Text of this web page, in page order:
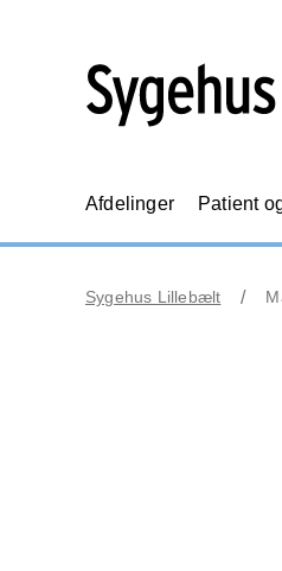
Afdelinger Patient
Sygehus Lillebælt